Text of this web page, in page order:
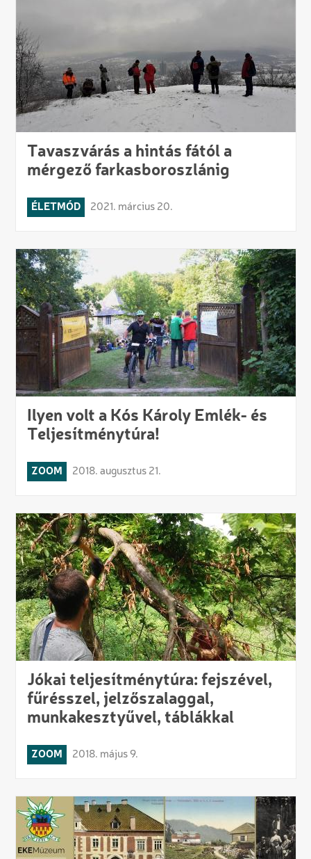
Tavaszvárás a hintás fától a
mérgező farkasboroszlánig
ÉLETMÓD 2021. március 20.
Ilyen volt a Kós Károly Emlék- és
Teljesítménytúra!
ZOOM 2018. augusztus 21.
Jókai teljesítménytúra: fejszével,
fűrésszel, jelzőszalaggal,
munkakesztyűvel, táblákkal
ZOOM 2018. május 9.